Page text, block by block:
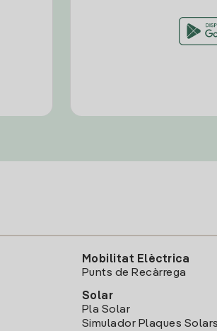
Mobilitat Elèctrica
Punts de Recàrrega
Solar
Pla Solar
Simulador Plaques Solars